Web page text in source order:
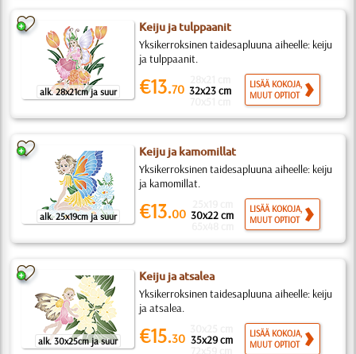
alk. 28x21cm ja suur
Keiju ja tulppaanit
Yksikerroksinen taidesapluuna aiheelle: keiju
ja tulppaanit.
€13.70 32x23 cm
LISÄÄ KOKOJA,
MUUT OPTIOT
alk. 25x19cm ja suur
Keiju ja kamomillat
Yksikerroksinen taidesapluuna aiheelle: keiju
ja kamomillat.
€13.00 30x22 cm
LISÄÄ KOKOJA,
MUUT OPTIOT
alk. 30x25cm ja suur
Keiju ja atsalea
Yksikerroksinen taidesapluuna aiheelle: keiju
ja atsalea.
€15.30 35x29 cm
LISÄÄ KOKOJA,
MUUT OPTIOT